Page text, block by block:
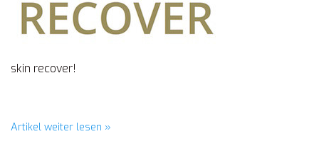
skin recover!
Artikel weiter lesen »